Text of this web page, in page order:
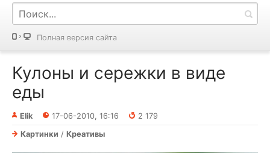
Полная версия сайта
Кулоны и сережки в виде
еды
Elik 17-06-2010, 16:16
2 179
Картинки / Креативы